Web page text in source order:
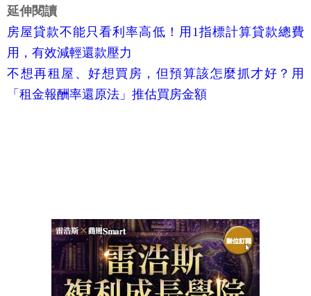
延伸閱讀
房屋貸款不能只看利率高低！用1指標計算貸款總費
用，有效減輕還款壓力
不想再租屋、好想買房，但預算該怎麼抓才好？用
「租金報酬率還原法」推估買房金額